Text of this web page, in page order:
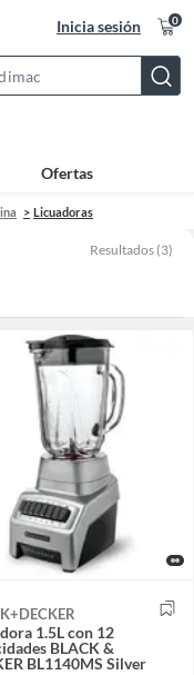
Inicia sesión 0
Bar
Ofertas
Licuadoras
Resultados (3)
1.5L con 12
BLACK &
BL1140MS Silver